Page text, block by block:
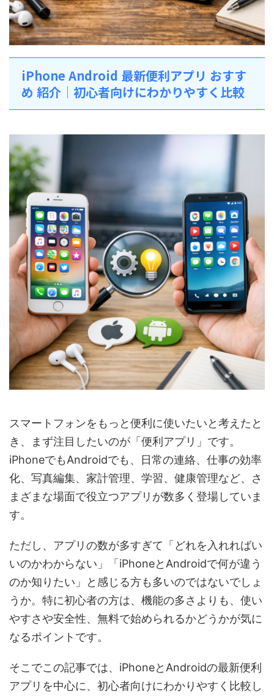
iPhone Android 最新便利アプリ おすす
め 紹介｜初心者向けにわかりやすく比較
スマートフォンをもっと便利に使いたいと考えたと
き、まず注目したいのが「便利アプリ」です。
iPhoneでもAndroidでも、日常の連絡、仕事の効率
化、写真編集、家計管理、学習、健康管理など、さ
まざまな場面で役立つアプリが数多く登場していま
す。
ただし、アプリの数が多すぎて「どれを入れればい
いのかわからない」「iPhoneとAndroidで何が違う
のか知りたい」と感じる方も多いのではないでしょ
うか。特に初心者の方は、機能の多さよりも、使い
やすさや安全性、無料で始められるかどうかが気に
なるポイントです。
そこでこの記事では、iPhoneとAndroidの最新便利
アプリを中心に、初心者向けにわかりやすく比較し